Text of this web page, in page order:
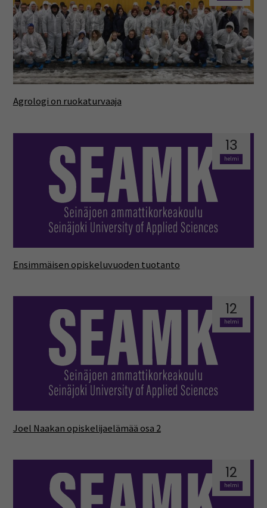
Agrologi on ruokaturvaaja
13
helmi
Ensimmäisen opiskeluvuoden tuotanto
12
helmi
Joel Naakan opiskelijaelämää osa 2
12
helmi